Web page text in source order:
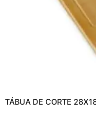
TÁBUA DE CORTE